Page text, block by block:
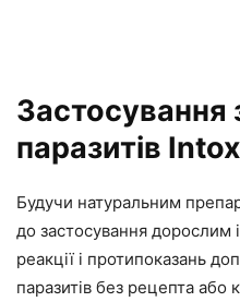
Застосування
паразитів
Будучи натуральним
до застосування дорослим
реакції і протипоказань
паразитів без рецепта або